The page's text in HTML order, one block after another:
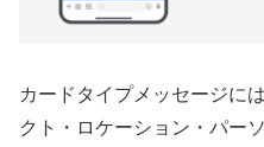
カードタイプメッセージに
クト・ロケーション・パー